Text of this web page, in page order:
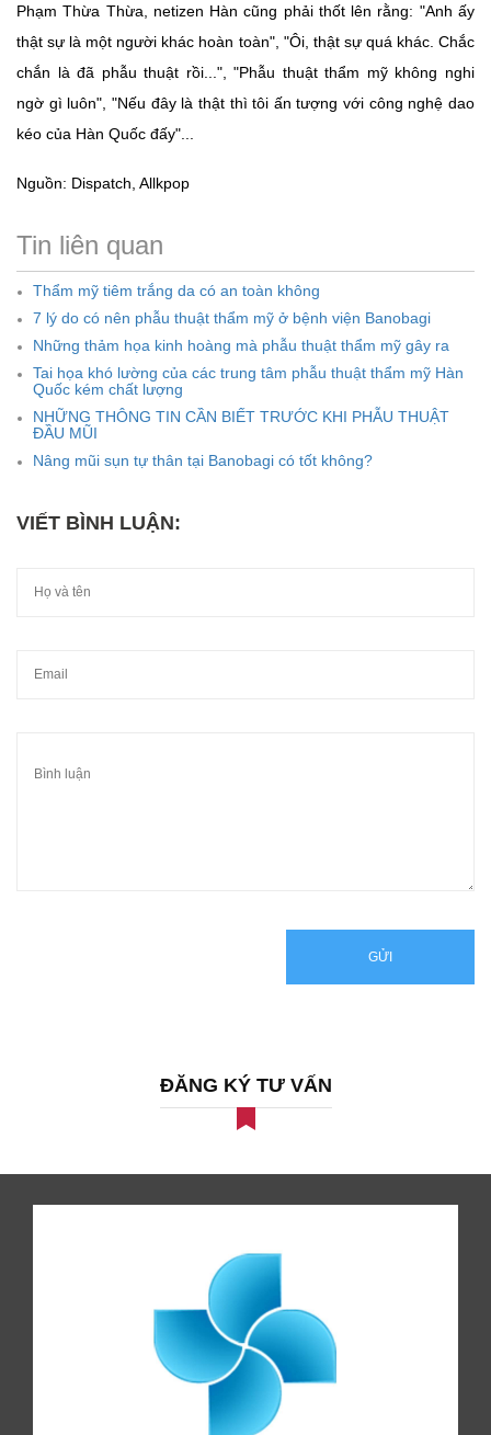
Phạm Thừa Thừa, netizen Hàn cũng phải thốt lên rằng: "Anh ấy
thật sự là một người khác hoàn toàn", "Ôi, thật sự quá khác. Chắc
chắn là đã phẫu thuật rồi...", "Phẫu thuật thẩm mỹ không nghi
ngờ gì luôn", "Nếu đây là thật thì tôi ấn tượng với công nghệ dao
kéo của Hàn Quốc đấy"...
Nguồn: Dispatch, Allkpop
Tin liên quan
Thẩm mỹ tiêm trắng da có an toàn không
7 lý do có nên phẫu thuật thẩm mỹ ở bệnh viện Banobagi
Những thảm họa kinh hoàng mà phẫu thuật thẩm mỹ gây ra
Tai họa khó lường của các trung tâm phẫu thuật thẩm mỹ Hàn
Quốc kém chất lượng
NHỮNG THÔNG TIN CẦN BIẾT TRƯỚC KHI PHẪU THUẬT
ĐẦU MŨI
Nâng mũi sụn tự thân tại Banobagi có tốt không?
VIẾT BÌNH LUẬN:
GỬI
ĐĂNG KÝ TƯ VẤN